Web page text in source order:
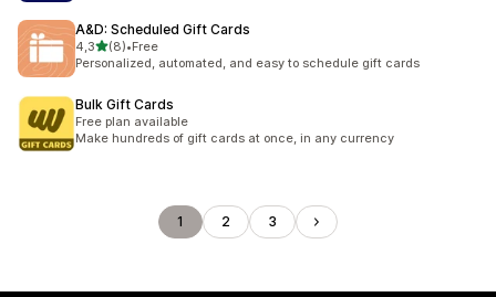
A&D: Scheduled Gift Cards
4,35 yıldız üzerinden
(8)
toplam 8 değerlendirme
•Free
Personalized, automated, and easy to schedule gift cards
Bulk Gift Cards
Free plan available
Make hundreds of gift cards at once, in any currency
1 2 3